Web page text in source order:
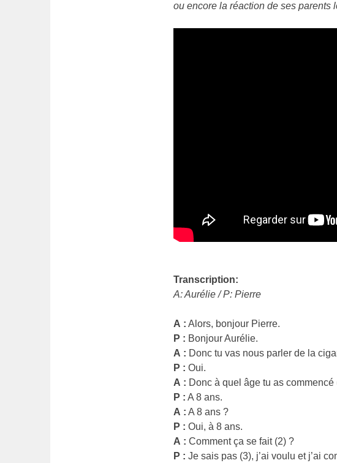
ou encore la réaction de ses parents
Transcription:
A: Aurélie / P: Pierre
A : Alors, bonjour Pierre.
P : Bonjour Aurélie.
A : Donc tu vas nous parler de la
P : Oui.
A : Donc à quel âge tu as
P : A 8 ans.
A : A 8 ans ?
P : Oui, à 8 ans.
A : Comment ça se fait (2) ?
P : Je sais pas (3), j’ai voulu et j’ai